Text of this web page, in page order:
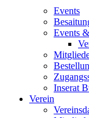
Events
Events
Inserat
Verein